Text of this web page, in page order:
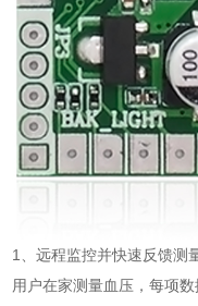
1、远程监控并快速反馈测
用户在家测量血压，每项